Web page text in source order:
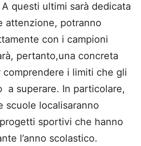
questi ultimi sarà dedicata
attenzione, potranno
con i campioni
pertanto,una concreta
i limiti che gli
a superare. In particolare,
scuole localisaranno
sportivi che hanno
l’anno scolastico.